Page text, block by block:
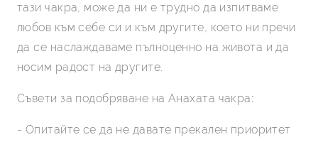
тази чакра, може да ни е трудно да изпитваме
любов към себе си и към другите, което ни пречи
да се наслаждаваме пълноценно на живота и да
носим радост на другите.
Съвети за подобряване на Анахата чакра:
- Опитайте се да не давате прекален приоритет